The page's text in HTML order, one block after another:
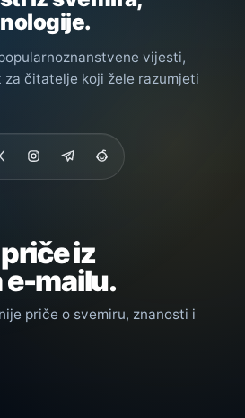
vijesti,
čitatelje koji žele razumjeti
iz
e-mailu.
priče o svemiru, znanosti i